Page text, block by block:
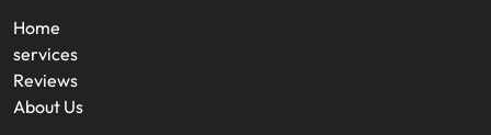
Home
services
Reviews
About Us